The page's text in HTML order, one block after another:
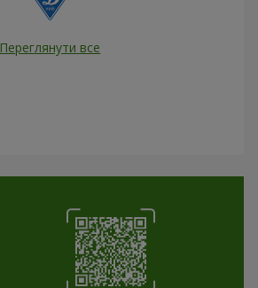
Переглянути все